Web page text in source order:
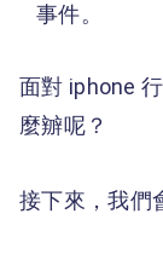
事件。
面對 iphone
麼辧呢？
接下來，我們